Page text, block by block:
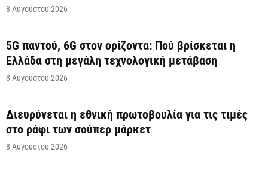
8 Αυγούστου 2026
5G παντού, 6G στον ορίζοντα: Πού βρίσκεται η
Ελλάδα στη μεγάλη τεχνολογική μετάβαση
8 Αυγούστου 2026
Διευρύνεται η εθνική πρωτοβουλία για τις τιμές
στο ράφι των σούπερ μάρκετ
8 Αυγούστου 2026